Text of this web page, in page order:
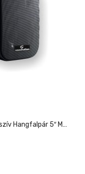
Soundsation SPWM-05V 100 Volt Passzív Hangfalpár 5″ Mélyhangszóróval És Falitartóval